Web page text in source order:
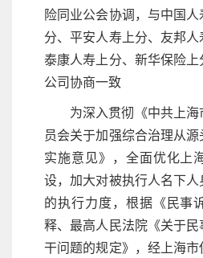
险同业公会协调，与中国
分、平安人寿上分、友邦人
泰康人寿上分、新华保险
公司协商一致
为深入贯彻《中共上
员会关于加强综合治理从
实施意见》，全面优化上
设，加大对被执行人名下
的执行力度，根据《民事
释、最高人民法院《关于
干问题的规定》，经上海市